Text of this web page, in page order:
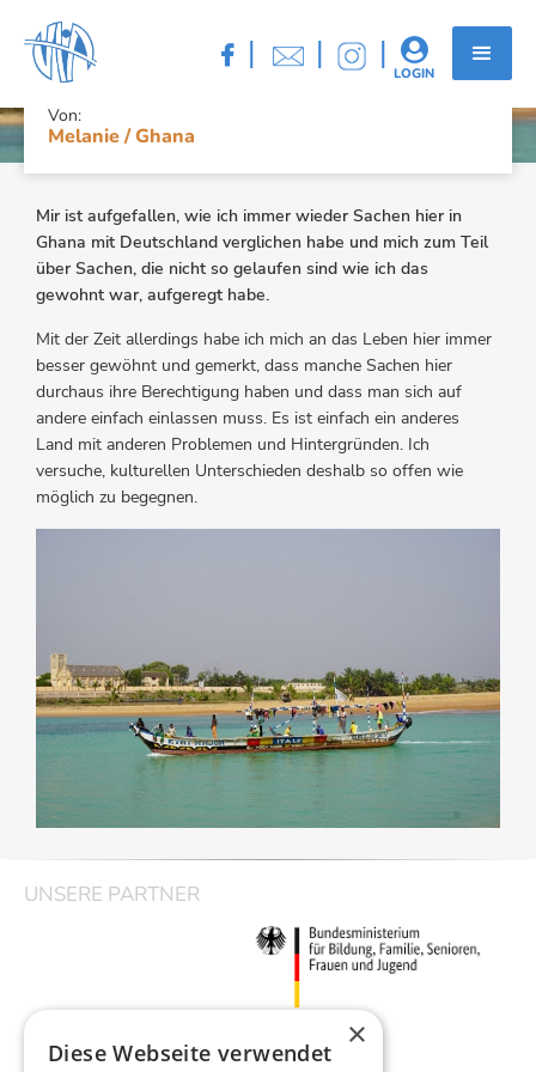
 | | | 
LOGIN
MELANIE / GHANA
Von:
Melanie / Ghana
Mir ist aufgefallen, wie ich immer wieder Sachen hier in
Ghana mit Deutschland verglichen habe und mich zum Teil
über Sachen, die nicht so gelaufen sind wie ich das
gewohnt war, aufgeregt habe.
Mit der Zeit allerdings habe ich mich an das Leben hier immer
besser gewöhnt und gemerkt, dass manche Sachen hier
durchaus ihre Berechtigung haben und dass man sich auf
andere einfach einlassen muss. Es ist einfach ein anderes
Land mit anderen Problemen und Hintergründen. Ich
versuche, kulturellen Unterschieden deshalb so offen wie
möglich zu begegnen.
UNSERE PARTNER
×
Diese Webseite verwendet